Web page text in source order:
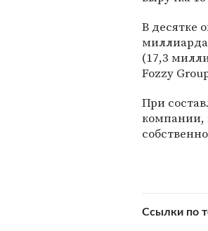
В десятке
(17,3
Fozzy
При
компании,
Ссылки по